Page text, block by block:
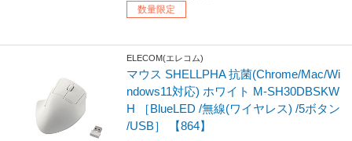
数量限定
ELECOM(エレコム)
マウス SHELLPHA 抗菌(Chrome/Mac/Wi
ndows11対応) ホワイト M-SH30DBSKW
H ［BlueLED /無線(ワイヤレス) /5ボタン
/USB］ 【864】